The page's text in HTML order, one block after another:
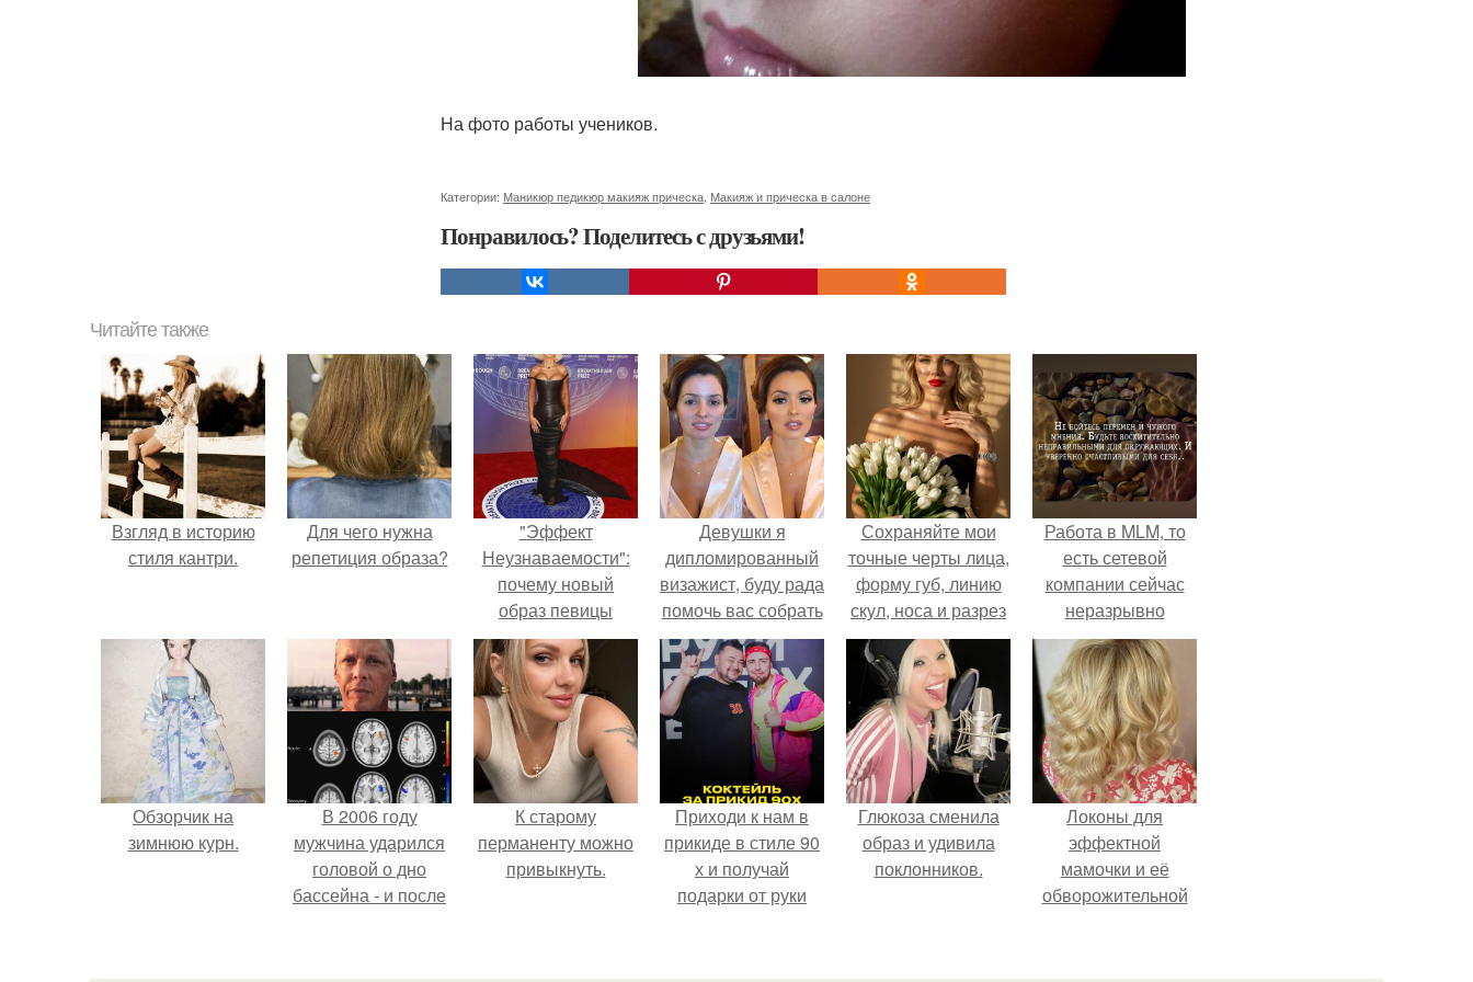
На фото работы учеников.
Категории: Маникюр педикюр макияж прическа Макияж и прическа в салоне
Понравилось? Поделитесь с друзьями!
Читайте также
Взгляд в историю
стиля кантри.
Для чего нужна
репетиция образа?
"Эффект
Неузнаваемости":
почему новый
образ певицы
вызвал споры о
гранях
возможного?
Девушки я
дипломированный
визажист, буду рада
помочь вас собрать
на важное для вас
мероприятие или
вечер?
Сохраняйте мои
точные черты лица,
форму губ, линию
скул, носа и разрез
глаз.
Работа в MLM, то
есть сетевой
компании сейчас
неразрывно
связана с создание
своего контента,
своей страницы в
соц сетях.
Обзорчик на
зимнюю курн.
В 2006 году
мужчина ударился
головой о дно
бассейна - и после
странным образом.
К старому
перманенту можно
привыкнуть.
Приходи к нам в
прикиде в стиле 90
х и получай
подарки от руки
Глюкоза сменила
образ и удивила
поклонников.
Локоны для
эффектной
мамочки и её
обворожительной